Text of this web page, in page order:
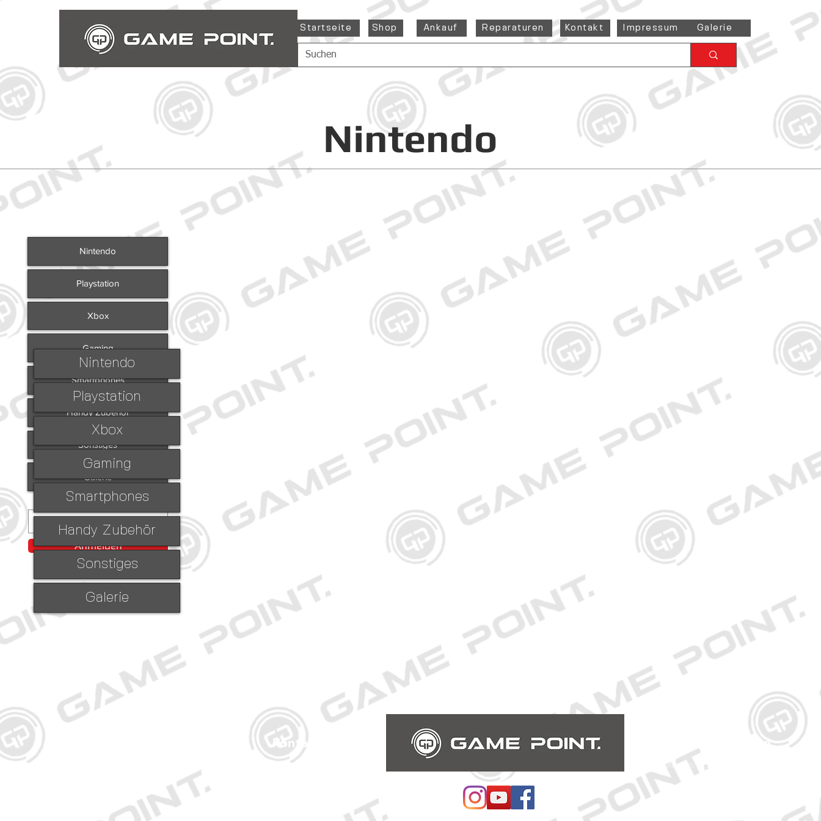
Startseite Shop Ankauf Reparaturen Kontakt Impressum Galerie
Nintendo
Playstation
Xbox
Gaming
Smartphones
Handy Zubehör
Sonstiges
Galerie
Nintendo
Nintendo
Playstation
Xbox
Gaming
Smartphones
Handy Zubehör
Sonstiges
Galerie
Anmelden
Kontakt
gamepointstade@icloud.com
Öffnungszeiten
Mo. bis Fr.: 10:00 - 18:30 Uhr